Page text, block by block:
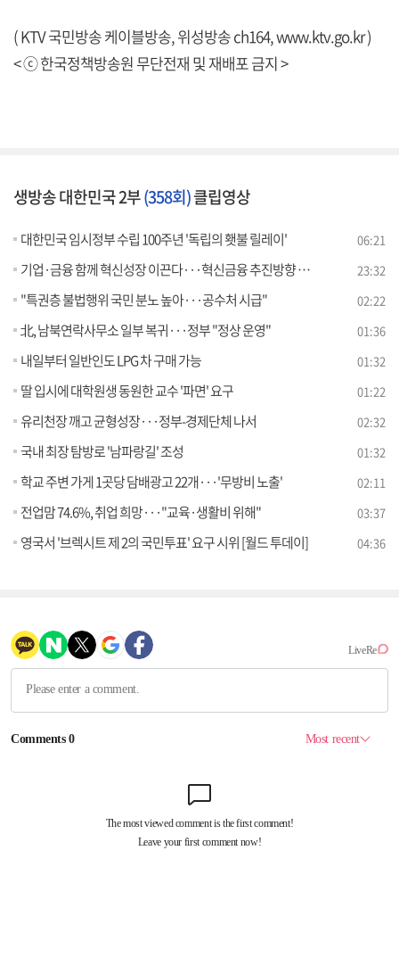
( KTV 국민방송 케이블방송, 위성방송 ch164,www.ktv.go.kr)
< ⓒ 한국정책방송원 무단전재 및 재배포 금지 >
생방송 대한민국 2부(358회)클립영상
대한민국 임시정부 수립 100주년 '독립의 횃불 릴레이' 06:21
기업·금융 함께 혁신성장 이끈다···혁신금융 추진방향 [경제&이슈] 23:32
"특권층 불법행위 국민 분노 높아···공수처 시급" 02:22
北, 남북연락사무소 일부 복귀···정부 "정상 운영" 01:36
내일부터 일반인도 LPG 차 구매 가능 01:32
딸 입시에 대학원생 동원한 교수 '파면' 요구 01:22
유리천장 깨고 균형성장···정부-경제단체 나서 02:32
국내 최장 탐방로 '남파랑길' 조성 01:32
학교 주변 가게 1곳당 담배광고 22개···'무방비 노출' 02:11
전업맘 74.6%, 취업 희망···"교육·생활비 위해" 03:37
영국서 '브렉시트 제 2의 국민투표' 요구 시위 [월드 투데이] 04:36